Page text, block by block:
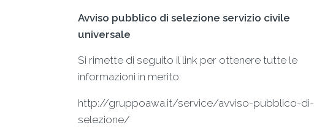
Avviso pubblico di selezione servizio civile
universale
Si rimette di seguito il link per ottenere tutte le
informazioni in merito:
http://gruppoawa.it/service/avviso-pubblico-di-
selezione/